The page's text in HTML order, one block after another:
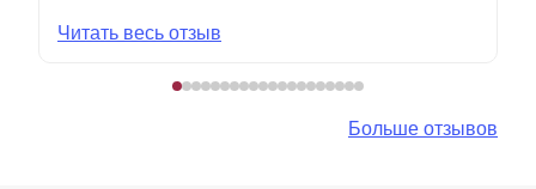
Читать весь отзыв
Больше отзывов